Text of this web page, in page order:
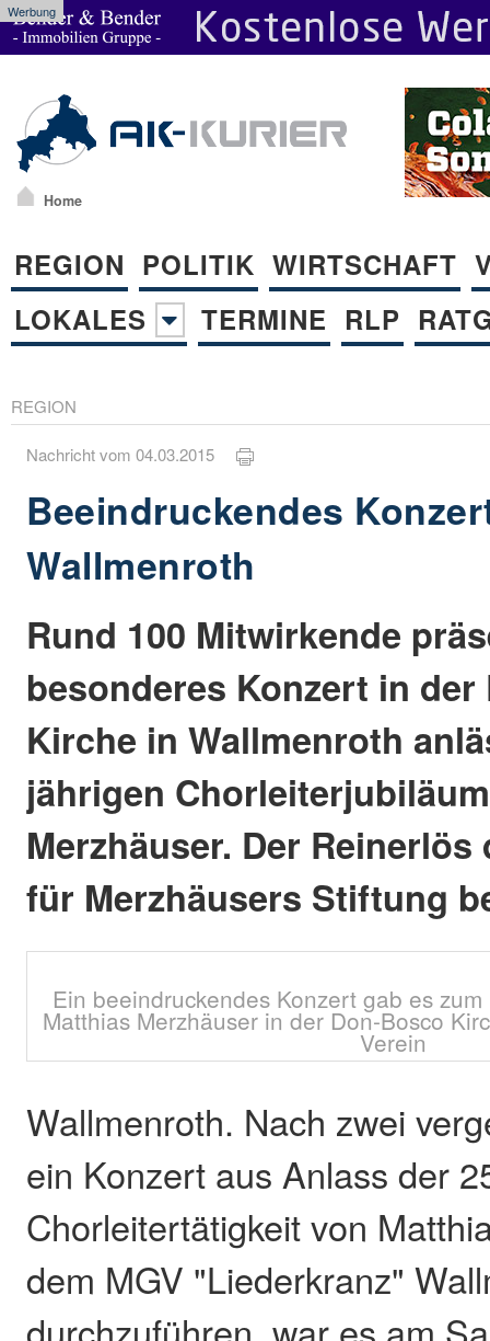
Werbung
Home
REGION POLITIK WIRTSCHAFT
LOKALES
TERMINE RLP
REGION
Nachricht vom 04.03.2015
Beeindruckendes
Wallmenroth
Rund 100 Mitwirkende
besonderes Konzert in
Kirche in Wallmenroth
jährigen
Merzhäuser. Der
für Merzhäusers Stiftung
Ein beeindruckendes Konzert gab es
Matthias Merzhäuser in der Don-Bosco
Verein
Wallmenroth. Nach zwei
ein Konzert aus Anlass der
Chorleitertätigkeit von
dem MGV "Liederkranz"